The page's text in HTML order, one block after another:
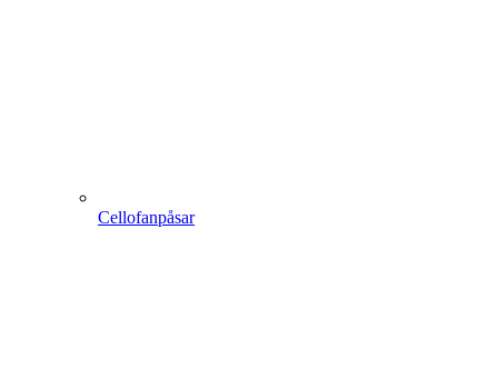
Cellofanpåsar